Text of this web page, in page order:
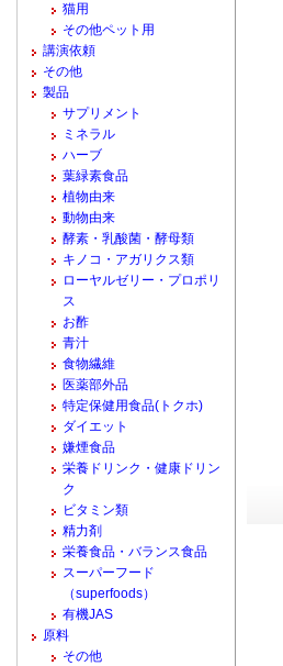
猫用
その他ペット用
講演依頼
その他
製品
サプリメント
ミネラル
ハーブ
葉緑素食品
植物由来
動物由来
酵素・乳酸菌・酵母類
キノコ・アガリクス類
ローヤルゼリー・プロポリ
ス
お酢
青汁
食物繊維
医薬部外品
特定保健用食品(トクホ)
ダイエット
嫌煙食品
栄養ドリンク・健康ドリン
ク
ビタミン類
精力剤
栄養食品・バランス食品
スーパーフード
（superfoods）
有機JAS
原料
その他